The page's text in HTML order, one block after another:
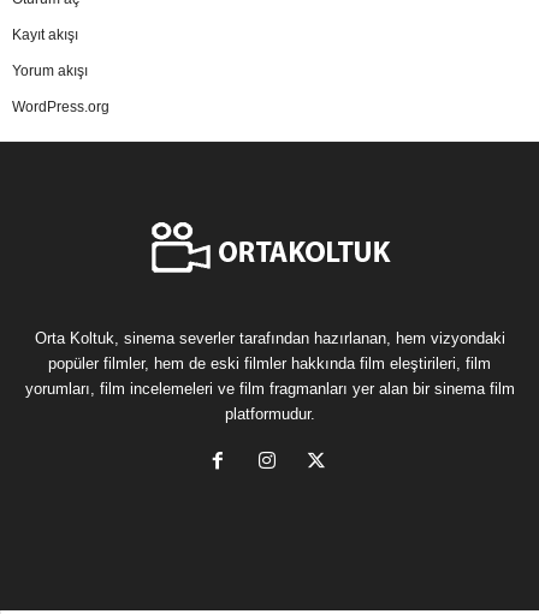
Kayıt akışı
Yorum akışı
WordPress.org
Orta Koltuk, sinema severler tarafından hazırlanan, hem vizyondaki
popüler filmler, hem de eski filmler hakkında film eleştirileri, film
yorumları, film incelemeleri ve film fragmanları yer alan bir sinema film
platformudur.